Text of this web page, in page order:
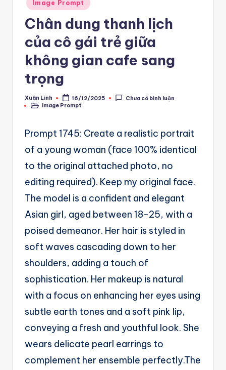
m
ti
Ai
A
ts
in
Image Prompt
Chân dung thanh lịch
của cô gái trẻ giữa
không gian cafe sang
trọng
Posted
by
Xuân Linh 16/12/2025
Chưa có bình luận
PostedImage Prompt
Prompt 1745: Create a realistic portrait
of a young woman (face 100% identical
to the original attached photo, no
editing required). Keep my original face.
The model is a confident and elegant
Asian girl, aged between 18-25, with a
poised demeanor. Her hair is styled in
soft waves cascading down to her
shoulders, adding a touch of
sophistication. Her makeup is natural
with a focus on enhancing her eyes using
subtle earth tones and a soft pink lip,
conveying a fresh and youthful look. She
wears delicate pearl earrings to
complement her ensemble perfectly.The